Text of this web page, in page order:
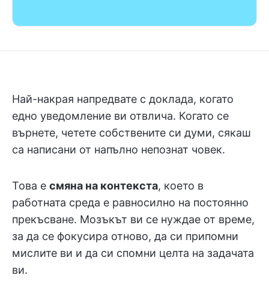
Най-накрая напредвате с доклада, когато
едно уведомление ви отвлича. Когато се
върнете, четете собствените си думи, сякаш
са написани от напълно непознат човек.
Това е смяна на контекста, което в
работната среда е равносилно на постоянно
прекъсване. Мозъкът ви се нуждае от време,
за да се фокусира отново, да си припомни
мислите ви и да си спомни целта на задачата
ви.